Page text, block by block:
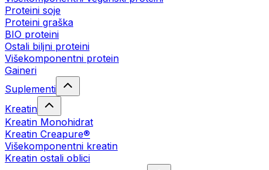
Proteini soje
Proteini graška
BIO proteini
Ostali biljni proteini
Višekomponentni protein
Gaineri
Suplementi
Kreatin
Kreatin Monohidrat
Kreatin Creapure®
Višekomponentni kreatin
Kreatin ostali oblici